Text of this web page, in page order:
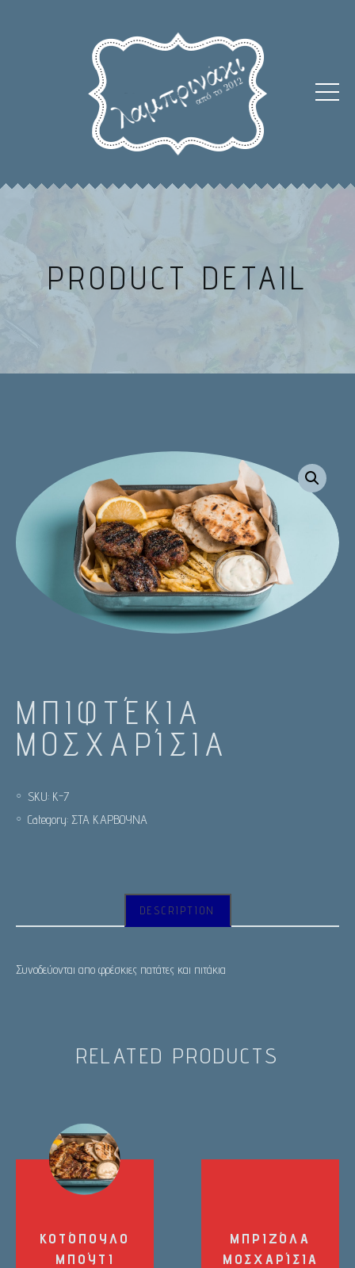
PRODUCT DETAIL
ΜΠΙΦΤΈΚΙΑ
ΜΟΣΧΑΡΊΣΙΑ
SKU: Κ-7
Category: ΣΤΑ ΚΑΡΒΟΥΝΑ
DESCRIPTION
Συνοδεύονται απο φρέσκιες πατάτες και πιτάκια
RELATED PRODUCTS
ΚΟΤΌΠΟΥΛΟ
ΜΠΟΎΤΙ
ΜΠΡΙΖΌΛΑ
ΜΟΣΧΑΡΊΣΙΑ